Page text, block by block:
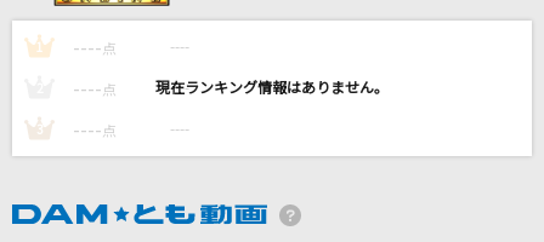
設定温度
乃木坂46
SixTONES
WANDS
1 ---- 点 ----
---- 点 ----
3 ---- 点 ----